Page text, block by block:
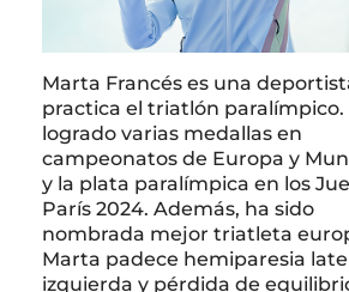
Marta Francés es una
practica el triatlón paralímpico.
logrado varias medallas en
campeonatos de Europa y
y la plata paralímpica en los
París 2024. Además, ha sido
nombrada mejor triatleta
Marta padece hemiparesia
izquierda y pérdida de